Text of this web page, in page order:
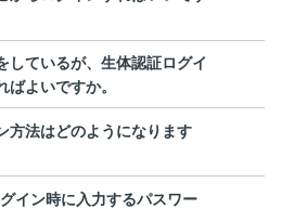
しているが、生体認証ログイ
ばよいですか。
方法はどのようになります
イン時に入力するパスワー